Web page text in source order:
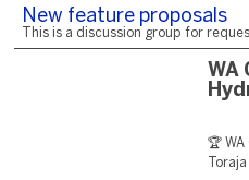
New feature proposals
This is a discussion group for
WA
🏆